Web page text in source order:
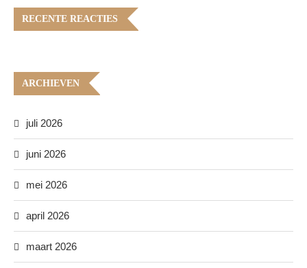
RECENTE REACTIES
ARCHIEVEN
juli 2026
juni 2026
mei 2026
april 2026
maart 2026